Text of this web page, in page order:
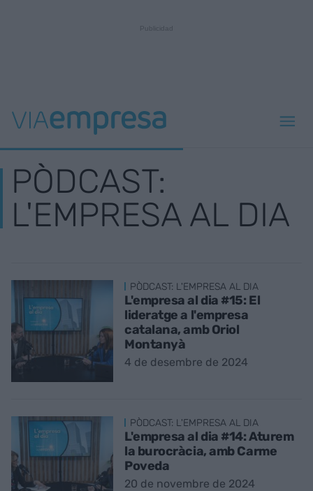
PÒDCAST:
L'EMPRESA AL DIA
PÒDCAST: L'EMPRESA AL DIA
L'empresa al dia #15: El
lideratge a l'empresa
catalana, amb Oriol
Montanyà
4 de desembre de 2024
PÒDCAST: L'EMPRESA AL DIA
L'empresa al dia #14: Aturem
la burocràcia, amb Carme
Poveda
20 de novembre de 2024